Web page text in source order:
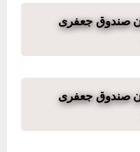
صندوق جعفری
صندوق جعفری